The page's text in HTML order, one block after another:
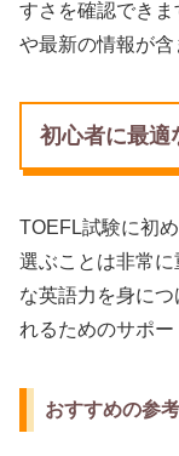
すさを確認でき
や最新の情報が含
初心者に最適
TOEFL試験に初
選ぶことは非常
な英語力を身に
れるためのサポー
おすすめの参